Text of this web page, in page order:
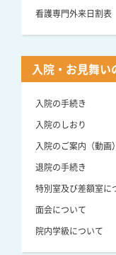
看護専門外来日割表
入院・お見舞い
入院の手続き
入院のしおり
入院のご案内（動画）
退院の手続き
特別室及び差額室に
面会について
院内学級について